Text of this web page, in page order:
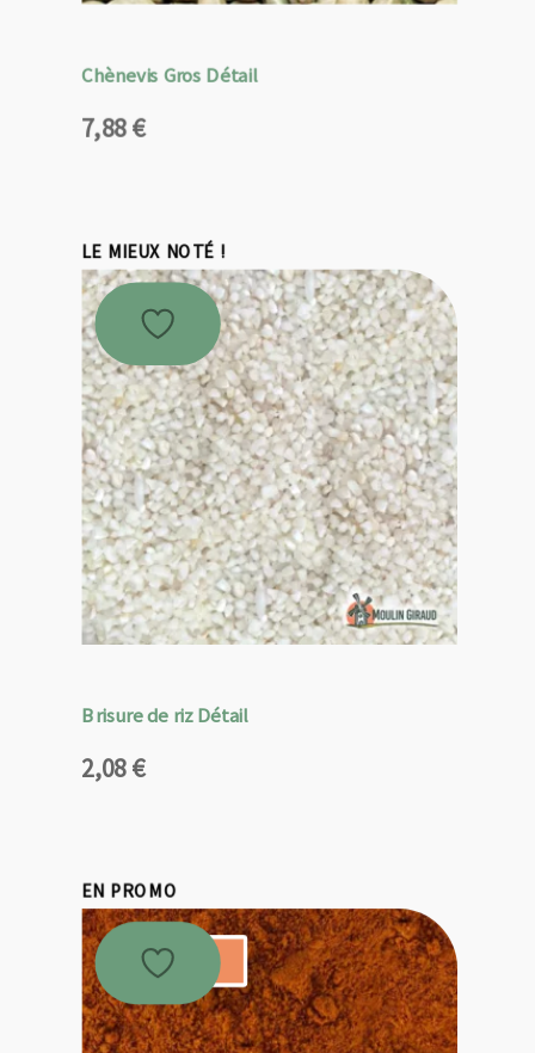
Chènevis Gros Détail
7,88€
LE MIEUX NOTÉ !
Brisure de riz Détail
2,08€
EN PROMO
Promo !